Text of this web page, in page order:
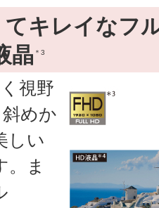
てキレイなフ
晶 ＊3
視野
めか
しい
。ま